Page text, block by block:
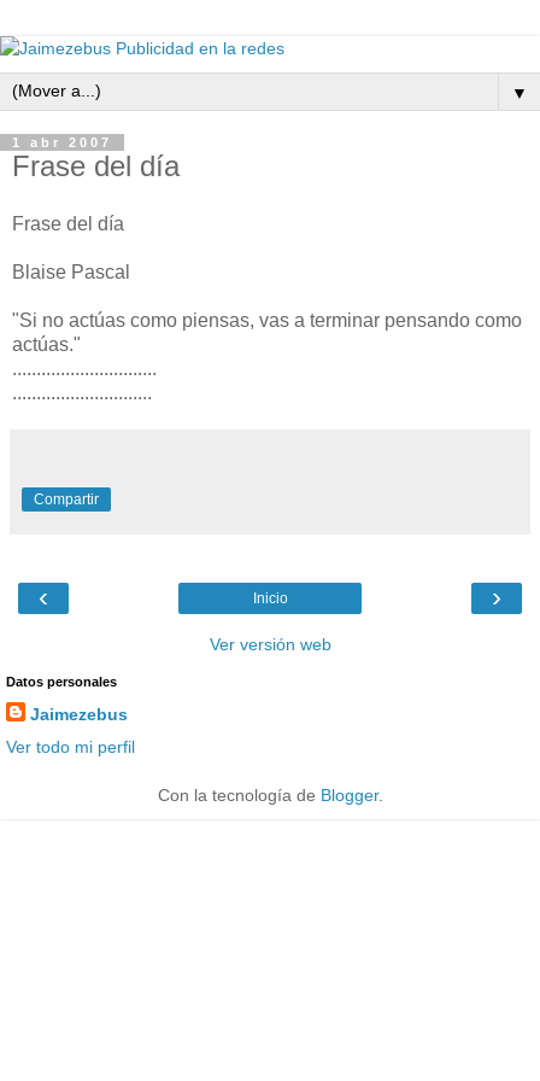
▼
1 abr 2007
Frase del día
Frase del día
Blaise Pascal
"Si no actúas como piensas, vas a terminar pensando como
actúas."
..............................
.............................
Compartir
‹ ›
Inicio
Ver versión web
Datos personales
Jaimezebus
Ver todo mi perfil
Con la tecnología de Blogger.